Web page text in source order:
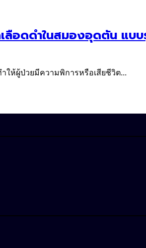
อดดำในสมองอุดตัน แบบ
ให้ผู้ป่วยมีความพิการหรือเสียชีวิต...